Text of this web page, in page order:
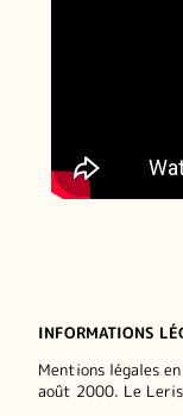
INFORMATIONS
Mentions légales
août 2000. Le